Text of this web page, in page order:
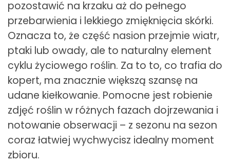
pozostawić na krzaku aż do pełnego
przebarwienia i lekkiego zmięknięcia skórki.
Oznacza to, że część nasion przejmie wiatr,
ptaki lub owady, ale to naturalny element
cyklu życiowego roślin. Za to to, co trafia do
kopert, ma znacznie większą szansę na
udane kiełkowanie. Pomocne jest robienie
zdjęć roślin w różnych fazach dojrzewania i
notowanie obserwacji – z sezonu na sezon
coraz łatwiej wychwycisz idealny moment
zbioru.